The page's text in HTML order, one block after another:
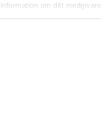
om ditt
mindfulness